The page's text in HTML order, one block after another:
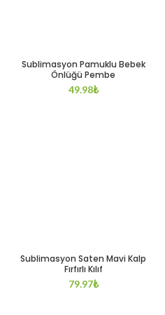
Sublimasyon Pamuklu Bebek
Önlüğü Pembe
49.98₺
Sublimasyon Saten Mavi Kalp
Fırfırlı Kılıf
79.97₺